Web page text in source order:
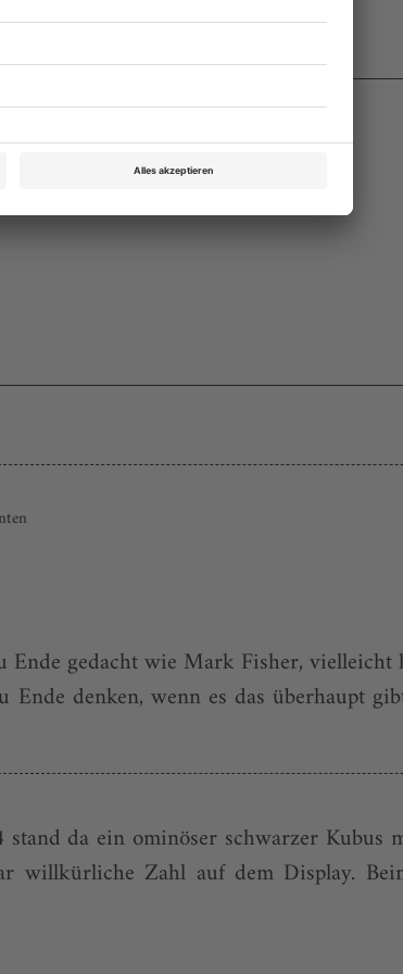
2019
Seite 86
gedacht wie Mark Fisher, vielleicht
denken, wenn es das überhaupt
da ein ominöser schwarzer Kubus
willkürliche Zahl auf dem Display.